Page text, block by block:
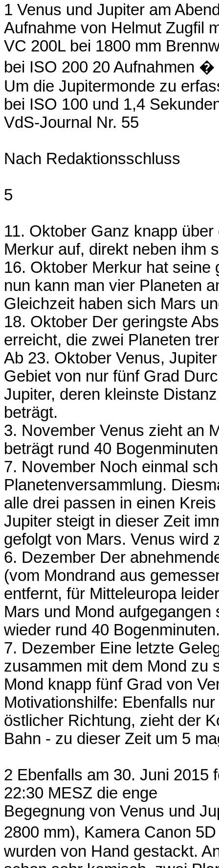
1 Venus und Jupiter am
Aufnahme von Helmut Zugfil
VC 200L bei 1800 mm
bei ISO 200 20 Aufnahmen
Um die Jupitermonde zu
bei ISO 100 und 1,4
VdS-Journal Nr. 55
Nach Redaktionsschluss
5
11. Oktober Ganz knapp
Merkur auf, direkt neben ihm
16. Oktober Merkur hat
nun kann man vier Planeten
Gleichzeit haben sich Mars
18. Oktober Der geringste
erreicht, die zwei Planeten
Ab 23. Oktober Venus,
Gebiet von nur fünf Grad
Jupiter, deren kleinste
beträgt.
3. November Venus zieht an
beträgt rund 40
7. November Noch einmal
Planetenversammlung.
alle drei passen in einen
Jupiter steigt in dieser Zeit
gefolgt von Mars. Venus wird
6. Dezember Der
(vom Mondrand aus
entfernt, für Mitteleuropa
Mars und Mond
wieder rund 40
7. Dezember Eine letzte
zusammen mit dem Mond zu
Mond knapp fünf Grad von
Motivationshilfe: Ebenfalls
östlicher Richtung, zieht der
Bahn - zu dieser Zeit um 5
2 Ebenfalls am 30. Juni 2015
22:30 MESZ die enge
Begegnung von Venus und
2800 mm), Kamera Canon
wurden von Hand gestackt.